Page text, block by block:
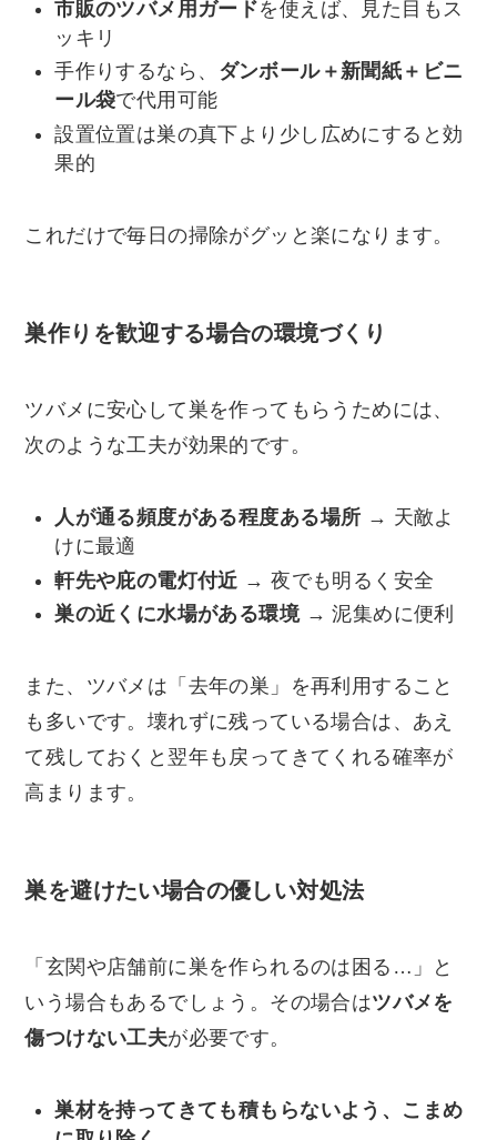
市販のツバメ用ガードを使えば、見た目もス
ッキリ
手作りするなら、 ダンボール＋新聞紙＋ビニ
ール袋で代用可能
設置位置は巣の真下より少し広めにすると効
果的
これだけで毎日の掃除がグッと楽になります。
巣作りを歓迎する場合の環境づくり
ツバメに安心して巣を作ってもらうためには、
次のような工夫が効果的です。
人が通る頻度がある程度ある場所 → 天敵よ
けに最適
軒先や庇の電灯付近 → 夜でも明るく安全
巣の近くに水場がある環境→ 泥集めに便利
また、ツバメは「去年の巣」を再利用すること
も多いです。壊れずに残っている場合は、あえ
て残しておくと翌年も戻ってきてくれる確率が
高まります。
巣を避けたい場合の優しい対処法
「玄関や店舗前に巣を作られるのは困る…」と
いう場合もあるでしょう。その場合はツバメを
傷つけない工夫が必要です。
巣材を持ってきても積もらないよう、こまめ